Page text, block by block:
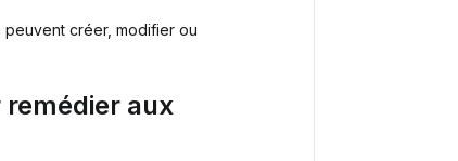
peuvent créer, modifier ou
aux